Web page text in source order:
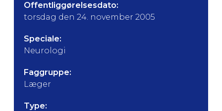
Offentliggørelsesdato:
torsdag den 24. november 2005
Speciale:
Neurologi
Faggruppe:
Læger
Type: